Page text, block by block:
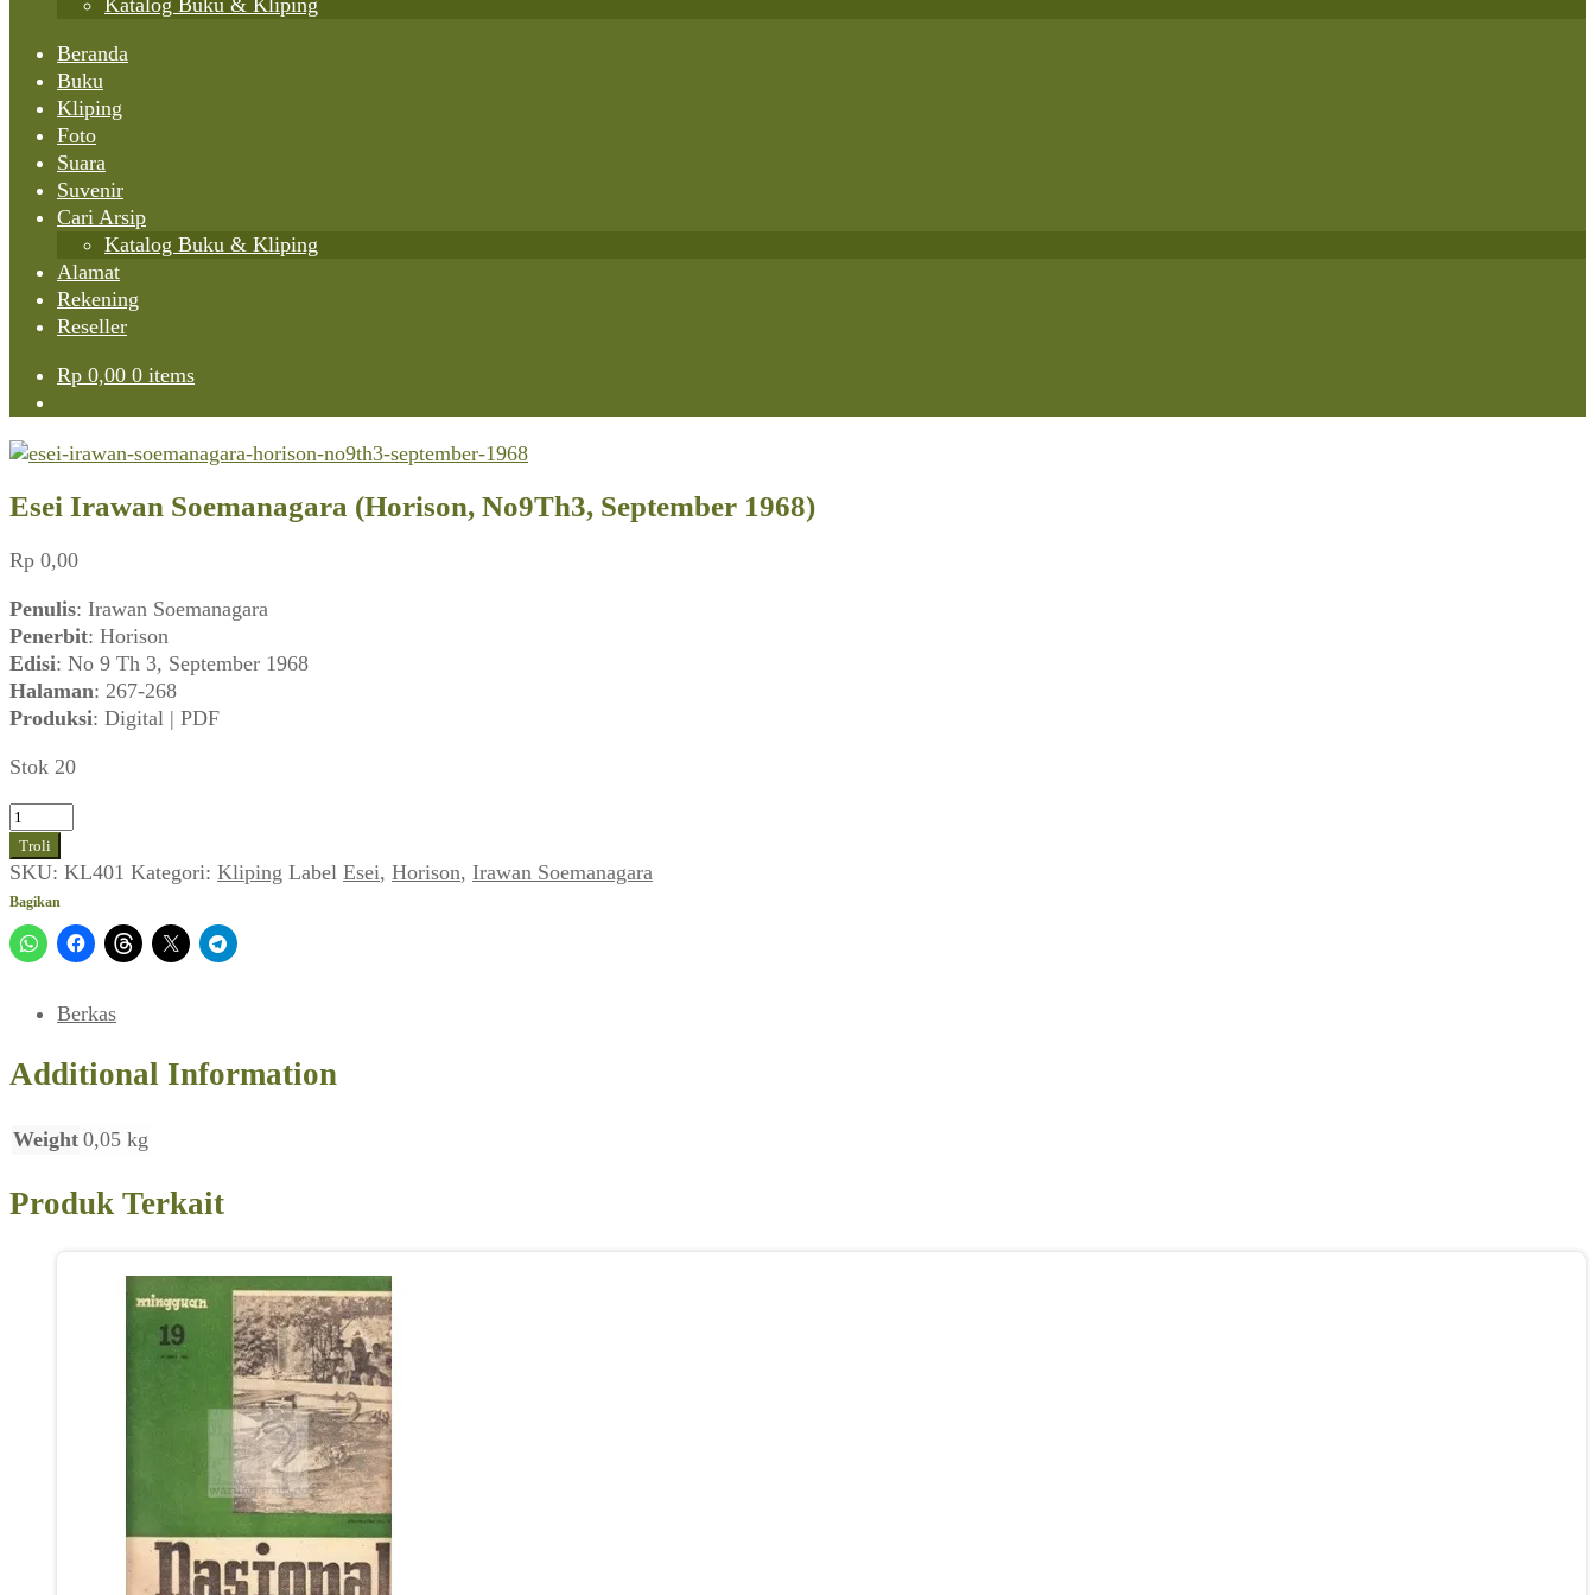
Katalog Buku & Kliping
Beranda
Buku
Kliping
Foto
Suara
Suvenir
Cari Arsip
Katalog Buku & Kliping
Alamat
Rekening
Reseller
Rp 0,00 0 items
Esei Irawan Soemanagara (Horison, No9Th3, September 1968)
Rp 0,00
Penulis: Irawan Soemanagara
Penerbit: Horison
Edisi: No 9 Th 3, September 1968
Halaman: 267-268
Produksi: Digital | PDF
Stok 20
Kuantitas
Esei
Irawan
Soemanagara
(Horison,
No9Th3,
1968)
Troli
SKU: KL401 Kategori: Kliping Label Esei, Horison, Irawan Soemanagara
Bagikan
Berkas
Additional Information
Weight 0,05 kg
Produk Terkait